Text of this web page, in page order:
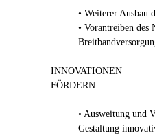
• Weiterer Ausbau
• Vorantreiben des
INNOVATIONEN
FÖRDERN
• Ausweitung und
Gestaltung